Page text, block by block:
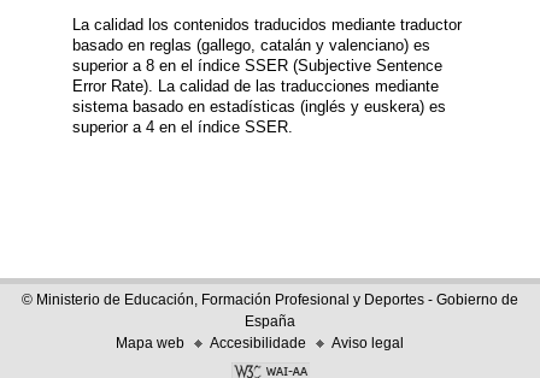
La calidad los contenidos traducidos mediante traductor
basado en reglas (gallego, catalán y valenciano) es
superior a 8 en el índice SSER (Subjective Sentence
Error Rate). La calidad de las traducciones mediante
sistema basado en estadísticas (inglés y euskera) es
superior a 4 en el índice SSER.
© Ministerio de Educación, Formación Profesional y Deportes - Gobierno de
España
Mapa web
Accesibilidade Aviso legal